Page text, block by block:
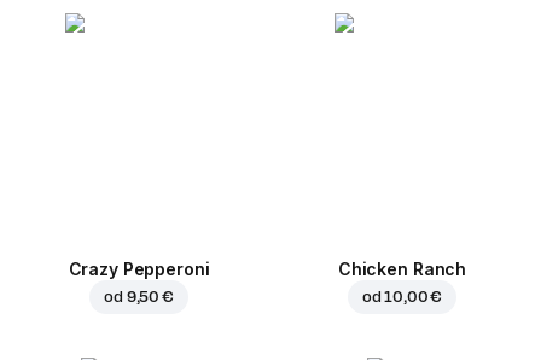
Crazy Pepperoni
od 9,50 €
Chicken Ranch
od10,00 €